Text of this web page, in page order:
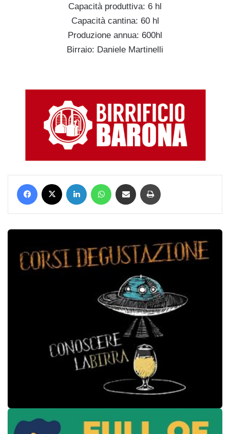
Capacità produttiva: 6 hl
Capacità cantina: 60 hl
Produzione annua: 600hl
Birraio: Daniele Martinelli
Facebook LinkedIn WhatsApp Condividi via mail